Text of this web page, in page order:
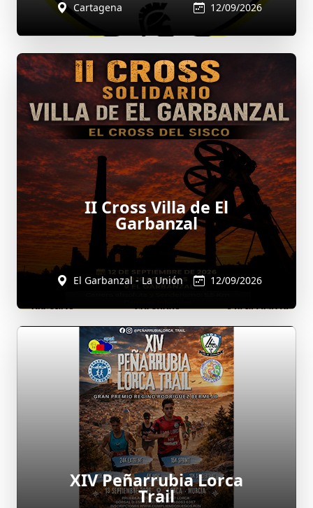
Cartagena 12/09/2026
II Cross Villa de El
Garbanzal
El Garbanzal - La Unión 12/09/2026
XIV Peñarrubia Lorca
Trail